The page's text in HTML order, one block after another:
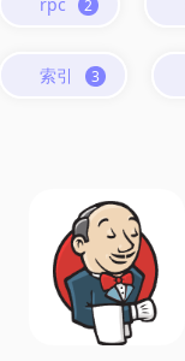
2
索引 3